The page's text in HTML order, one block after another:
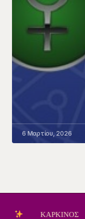
6 Μαρτίου, 2026
ΚΑΡΚΙΝΟΣ